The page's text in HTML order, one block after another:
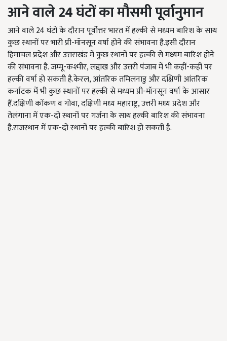
आने वाले 24 घंटों का मौसमी पूर्वानुमान
आने वाले 24 घंटों के दौरान पूर्वोत्तर भारत में हल्की से मध्यम बारिश के साथ
कुछ स्थानों पर भारी प्री-मॉनसून वर्षा होने की संभावना है.इसी दौरान
हिमाचल प्रदेश और उत्तराखंड में कुछ स्थानों पर हल्की से मध्यम बारिश होने
की संभावना है. जम्मू-कश्मीर, लद्दाख और उत्तरी पंजाब में भी कहीं-कहीं पर
हल्की वर्षा हो सकती है.केरल, आंतरिक तमिलनाडु और दक्षिणी आंतरिक
कर्नाटक में भी कुछ स्थानों पर हल्की से मध्यम प्री-मॉनसून वर्षा के आसार
हैं.दक्षिणी कोंकण व गोवा, दक्षिणी मध्य महाराष्ट्र, उत्तरी मध्य प्रदेश और
तेलंगाना में एक-दो स्थानों पर गर्जना के साथ हल्की बारिश की संभावना
है.राजस्थान में एक-दो स्थानों पर हल्की बारिश हो सकती है.